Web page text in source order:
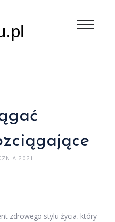
2021
zdrowego stylu życia, który